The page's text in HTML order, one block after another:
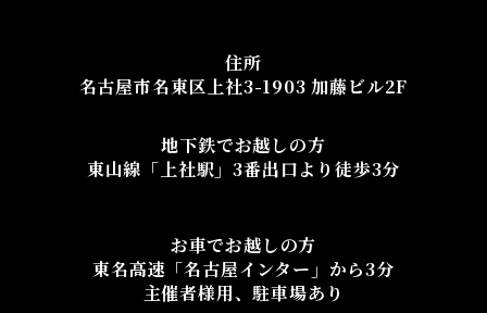
住所
名古屋市名東区上社3-1903 加藤ビル2F
地下鉄でお越しの方
東山線「上社駅」3番出口より徒歩3分
お車でお越しの方
東名高速「名古屋インター」から3分
主催者様用、駐車場あり